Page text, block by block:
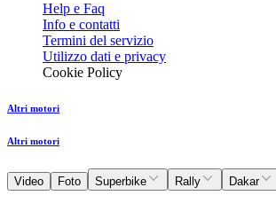
Help e Faq
Info e contatti
Termini del servizio
Utilizzo dati e privacy
Cookie Policy
Altri motori
Altri motori
Video Foto Superbike Rally Dakar